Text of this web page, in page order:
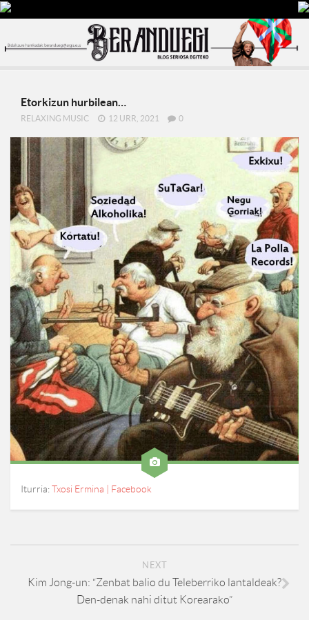
Etorkizun hurbilean…
RELAXING MUSIC 12 URR, 2021 0
Iturria:Txosi Ermina | Facebook
NEXT
Kim Jong-un: “Zenbat balio du Teleberriko lantaldeak?
Den-denak nahi ditut Korearako”